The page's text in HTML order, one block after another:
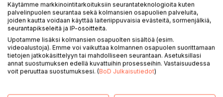
KUVAUS
Vuonna 2013 Kivikossa juhlitaan näyttävästi 150-vuotiasta
Tapiolan Jalostetta.
Käytämme markkinointitarkoituksiin seurantateknologioita kuten
palvelinpuolen seurantaa sekä kolmansien osapuolien palveluita,
joiden kautta voidaan käyttää laiteriippuvaisia evästeitä, sormenjälkiä,
seurantapikseleitä ja IP-osoitteita.
Upotamme lisäksi kolmansien osapuolten sisältöä (esim.
videoalustoja). Emme voi vaikuttaa kolmannen osapuolen suorittamaan
tietojen jatkokäsittelyyn tai mahdolliseen seurantaan. Asetuksillasi
annat suostumuksen edellä kuvattuihin prosesseihin. Vastaisuudessa
voit peruuttaa suostumuksesi. (BoD Julkaisutiedot)